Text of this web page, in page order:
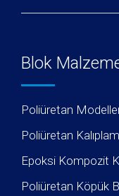
Blok
Poliüretan
Poliüretan
Epoksi Kompozit
Poliüretan Köpük